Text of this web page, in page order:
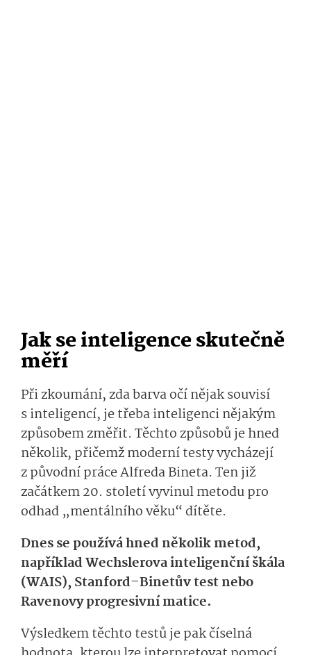
Jak se inteligence skutečně
měří
Při zkoumání, zda barva očí nějak souvisí
s inteligencí, je třeba inteligenci nějakým
způsobem změřit. Těchto způsobů je hned
několik, přičemž moderní testy vycházejí
z původní práce Alfreda Bineta. Ten již
začátkem 20. století vyvinul metodu pro
odhad „mentálního věku“ dítěte.
Dnes se používá hned několik metod,
například Wechslerova inteligenční škála
(WAIS), Stanford–Binetův test nebo
Ravenovy progresivní matice.
Výsledkem těchto testů je pak číselná